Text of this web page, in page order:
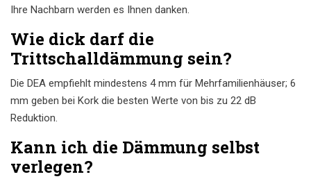
Ihre Nachbarn werden es Ihnen danken.
Wie dick darf die
Trittschalldämmung sein?
Die DEA empfiehlt mindestens 4 mm für Mehrfamilienhäuser; 6
mm geben bei Kork die besten Werte von bis zu 22 dB
Reduktion.
Kann ich die Dämmung selbst
verlegen?